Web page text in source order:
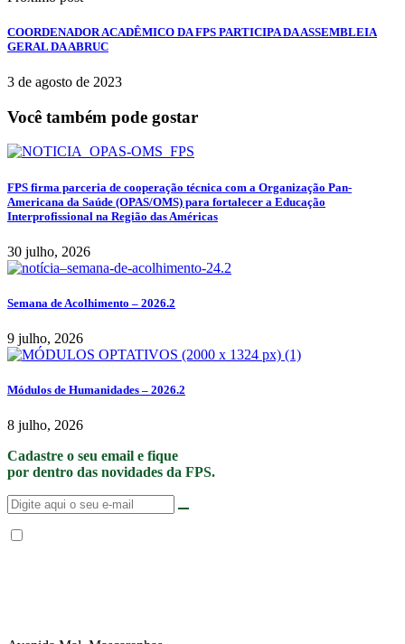
COORDENADOR ACADÊMICO DA FPS PARTICIPA DA ASSEMBLEIA
GERAL DA ABRUC
3 de agosto de 2023
Você também pode gostar
FPS firma parceria de cooperação técnica com a Organização Pan-
Americana da Saúde (OPAS/OMS) para fortalecer a Educação
Interprofissional na Região das Américas
30 julho, 2026
Semana de Acolhimento – 2026.2
9 julho, 2026
Módulos de Humanidades – 2026.2
8 julho, 2026
Cadastre o seu email e fique
por dentro das novidades da FPS.